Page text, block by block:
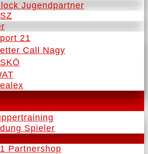
Jugendpartner
21
Call Nagy
Spieler
Partnershop